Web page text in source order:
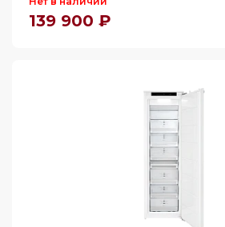
139 900 ₽